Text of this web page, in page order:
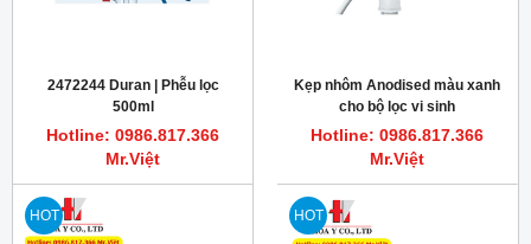
2472244 Duran | Phễu lọc
500ml
Hotline: 0986.817.366
Mr.Việt
Kẹp nhôm Anodised màu xanh
cho bộ lọc vi sinh
Hotline: 0986.817.366
Mr.Việt
HOT HOT